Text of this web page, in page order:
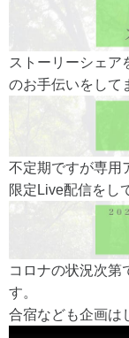
ストーリーシェア
のお手伝いをして
不定期ですが専用
限定Live配信をし
コロナの状況次第
す。
合宿なども企画は